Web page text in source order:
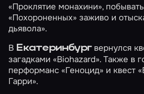
«Проклятие монахини»,
«Похороненных» заживо и
дьявола».
В Екатеринбургвернулся
загадками«Biohazard». Также в
перформанс«Геноцид» и квест
Гарри».